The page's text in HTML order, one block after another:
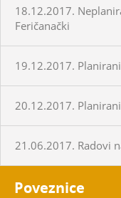
18.12.2017.
Feričanački
19.12.2017.
20.12.2017.
21.06.2017. Radovi
Poveznice